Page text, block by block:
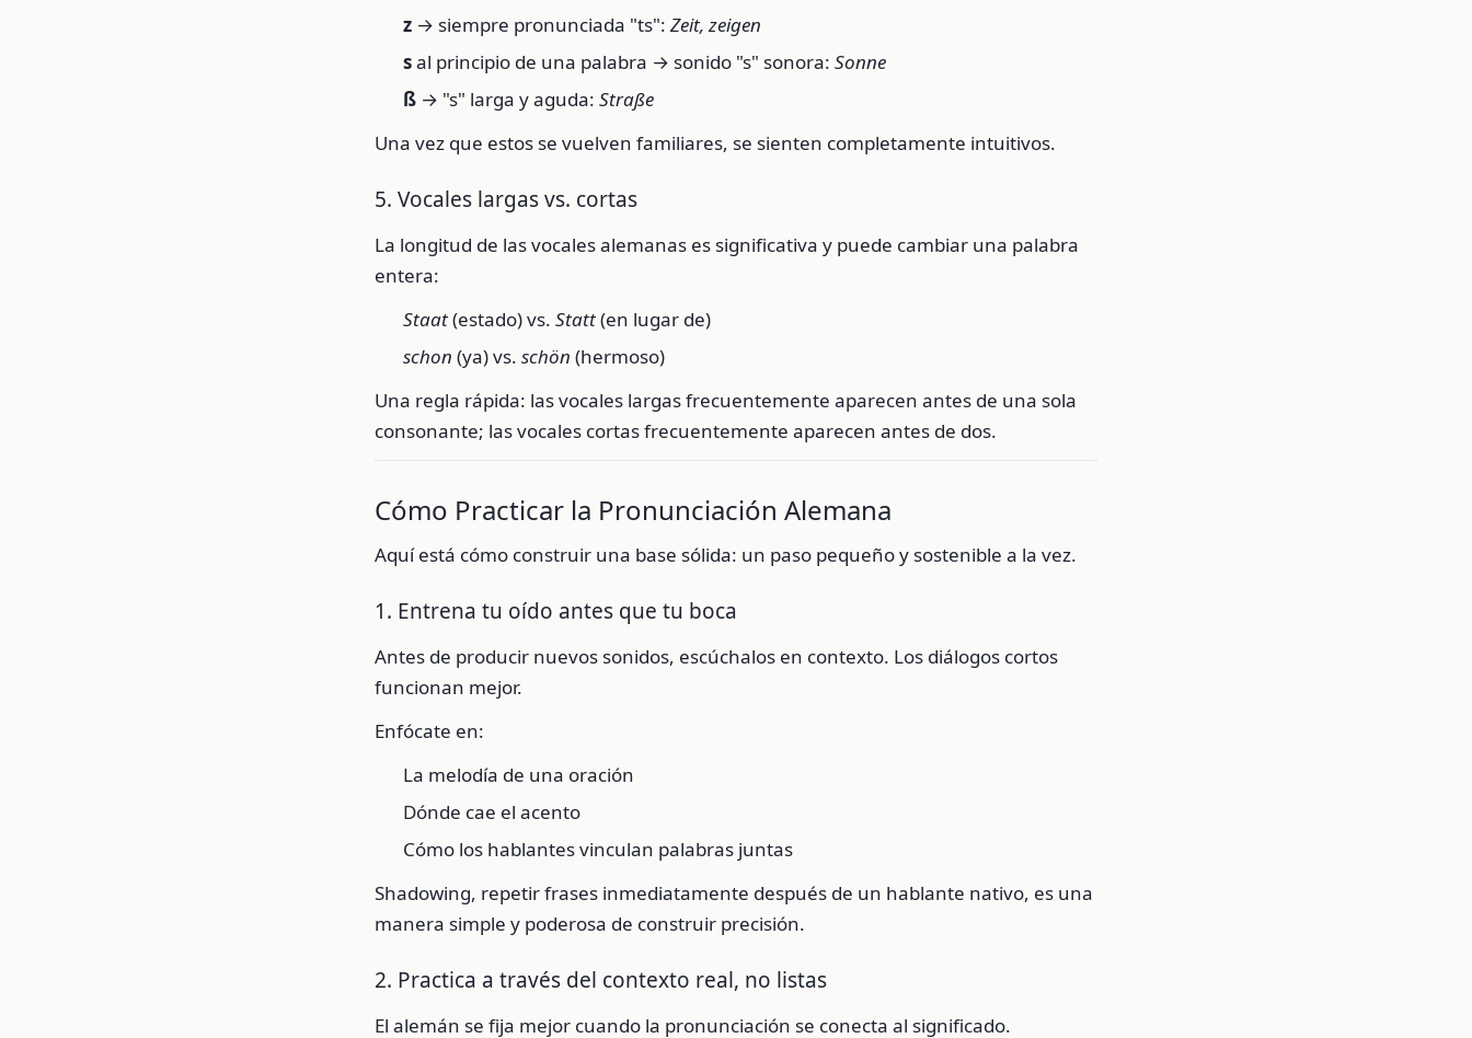
z → siempre pronunciada "ts": Zeit, zeigen
sal principio de una palabra → sonido "s" sonora: Sonne
ß → "s" larga y aguda: Straße
Una vez que estos se vuelven familiares, se sienten completamente intuitivos.
5. Vocales largas vs. cortas
La longitud de las vocales alemanas es significativa y puede cambiar una palabra
entera:
Staat(estado) vs. Statt(en lugar de)
schon (ya) vs. schön (hermoso)
Una regla rápida: las vocales largas frecuentemente aparecen antes de una sola
consonante; las vocales cortas frecuentemente aparecen antes de dos.
Cómo Practicar la Pronunciación Alemana
Aquí está cómo construir una base sólida: un paso pequeño y sostenible a la vez.
1. Entrena tu oído antes que tu boca
Antes de producir nuevos sonidos, escúchalos en contexto. Los diálogos cortos
funcionan mejor.
Enfócate en:
La melodía de una oración
Dónde cae el acento
Cómo los hablantes vinculan palabras juntas
Shadowing, repetir frases inmediatamente después de un hablante nativo, es una
manera simple y poderosa de construir precisión.
2. Practica a través del contexto real, no listas
El alemán se fija mejor cuando la pronunciación se conecta al significado.